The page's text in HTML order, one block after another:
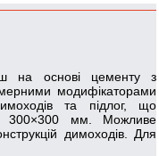
на основі цементу з
модифікаторами
та підлог, що
300×300 мм. Можливе
димоходів. Для